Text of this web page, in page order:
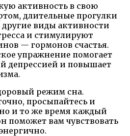
активность в свою
длительные прогулки
другие виды активности
и стимулируют
— гормонов счастья.
упражнение помогает
депрессией и повышает
режим сна.
просыпайтесь и
и то же время каждый
поможет вам чувствовать